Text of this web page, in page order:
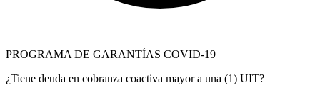
PROGRAMA DE GARANTÍAS COVID-19
¿Tiene deuda en cobranza coactiva mayor a una (1) UIT?